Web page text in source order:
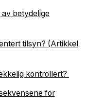
betydelige
tilsyn? (Artikkel
kontrollert?
for